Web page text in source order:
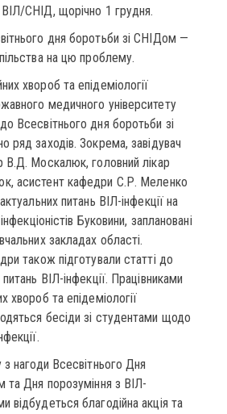
СНІД, щорічно 1 грудня.
дня боротьби зі СНІДом —
на цю проблему.
хвороб та епідеміології
медичного університету
Всесвітнього дня боротьби зі
ряд заходів. Зокрема, завідувач
Москалюк, головний лікар
асистент кафедри С.Р. Меленко
питань ВІЛ-інфекції на
Буковини, заплановані
закладах області.
також підготували статті до
ВІЛ-інфекції. Працівниками
хвороб та епідеміології
бесіди зі студентами щодо
нагоди Всесвітнього Дня
та Дня порозуміння з ВІЛ-
відбудеться благодійна акція та